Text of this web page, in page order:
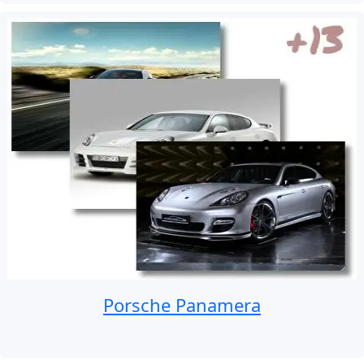
Porsche Panamera